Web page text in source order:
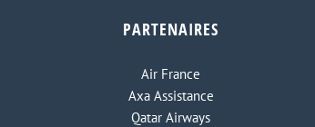
PARTENAIRES
Air France
Axa Assistance
Qatar Airways